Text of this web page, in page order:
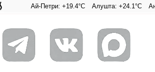
Петри: +19.4°C Алушта: +24.1°C Ангарский